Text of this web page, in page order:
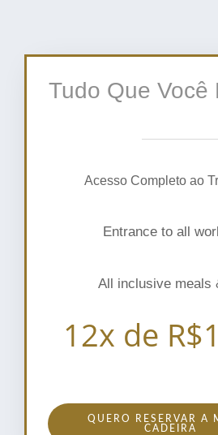
Tudo Que Você
Acesso Completo ao
Entrance to all
All inclusive meals
12x de
QUERO RESERVAR A
CADEIRA